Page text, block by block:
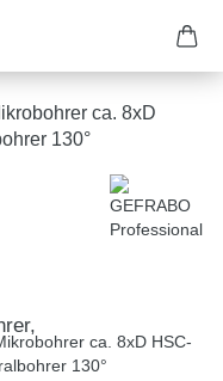
ca. 8xD
130°